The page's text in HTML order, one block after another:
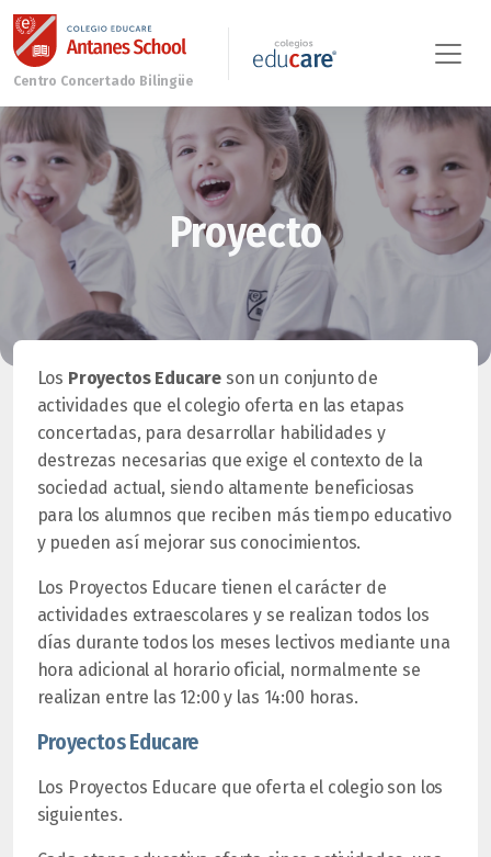
Proyecto
Los Proyectos Educare son un conjunto de
actividades que el colegio oferta en las etapas
concertadas, para desarrollar habilidades y
destrezas necesarias que exige el contexto de la
sociedad actual, siendo altamente beneficiosas
para los alumnos que reciben más tiempo educativo
y pueden así mejorar sus conocimientos.
Los Proyectos Educare tienen el carácter de
actividades extraescolares y se realizan todos los
días durante todos los meses lectivos mediante una
hora adicional al horario oficial, normalmente se
realizan entre las 12:00 y las 14:00 horas.
Proyectos Educare
Los Proyectos Educare que oferta el colegio son los
siguientes.